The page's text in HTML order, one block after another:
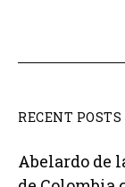
RECENT POSTS
Abelardo de